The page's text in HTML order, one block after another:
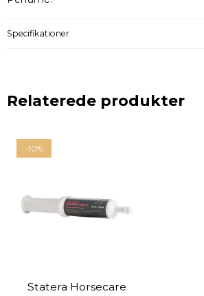
Specifikationer
Relaterede produkter
-10%
Statera Horsecare